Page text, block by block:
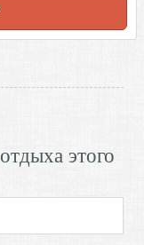
этого